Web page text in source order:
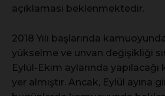
açıklaması beklenmektedir.
2018 Yılı başlarında
yükselme ve unvan değişikliği
Eylül-Ekim aylarında
yer almıştır. Ancak, Eylül ayına